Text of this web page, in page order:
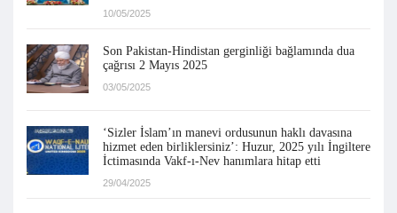
10/05/2025
Son Pakistan-Hindistan gerginliği bağlamında dua
çağrısı 2 Mayıs 2025
03/05/2025
‘Sizler İslam’ın manevi ordusunun haklı davasına
hizmet eden birliklersiniz’: Huzur, 2025 yılı İngiltere
İctimasında Vakf-ı-Nev hanımlara hitap etti
29/04/2025